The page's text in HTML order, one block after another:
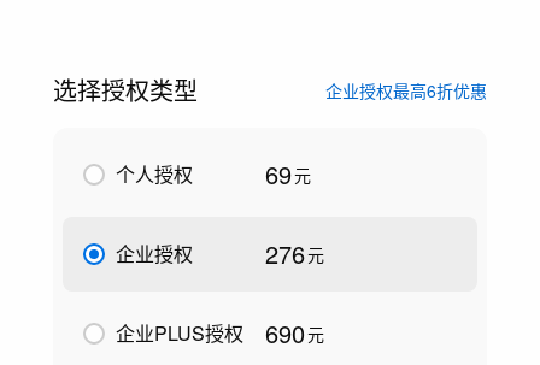
选择授权类型 企业授权最高6折优惠
个人授权 69元
企业授权 276元
企业PLUS授权 690元